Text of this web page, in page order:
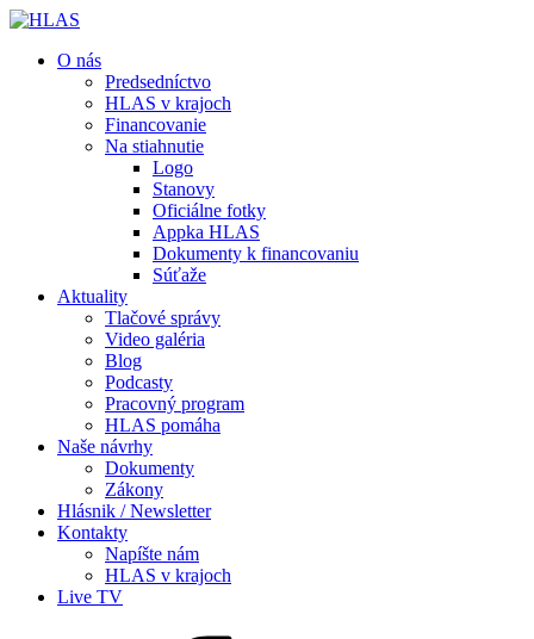
O nás
Predsedníctvo
HLAS v krajoch
Financovanie
Na stiahnutie
Logo
Stanovy
Oficiálne fotky
Appka HLAS
Dokumenty k financovaniu
Súťaže
Aktuality
Tlačové správy
Video galéria
Blog
Podcasty
Pracovný program
HLAS pomáha
Naše návrhy
Dokumenty
Zákony
Hlásnik / Newsletter
Kontakty
Napíšte nám
HLAS v krajoch
Live TV